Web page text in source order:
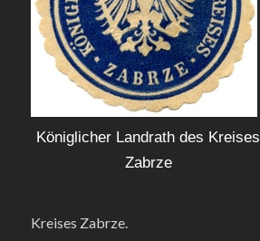
Königlicher Landrath des Kreises
Zabrze
Kreises Zabrze.